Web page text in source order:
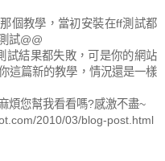
個教學，當初安裝在ff測試都
試@@
試結果都失敗，可是你的網站
這篇新的教學，情況還是一樣
煩您幫我看看嗎?感激不盡~
2010/03/blog-post.html